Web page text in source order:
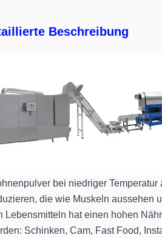
Beschreibung
bei niedriger Temperatur
die wie Muskeln aussehen
Lebensmitteln hat einen hohen
Schinken, Cam, Fast Food,